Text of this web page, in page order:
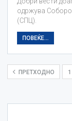
одржува
(СПЦ).
ПОВЕЌЕ...
ПРЕТХОДНО 1